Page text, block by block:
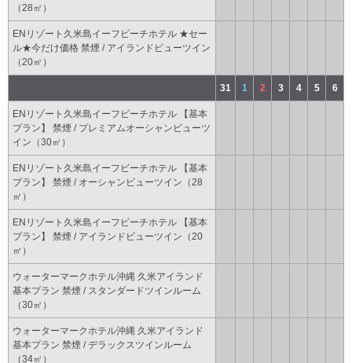
（28㎡）
ENリゾート久米島イーフビーチホテル ★セー
ル★今だけ価格 禁煙 / アイランドビューツイン
（20㎡）
31 1 2 3 4 5 6
ENリゾート久米島イーフビーチホテル 【基本
プラン】 禁煙 / プレミアムオーシャンビューツ
イン（30㎡）
ENリゾート久米島イーフビーチホテル 【基本
プラン】 禁煙 / オーシャンビューツイン（28
㎡）
ENリゾート久米島イーフビーチホテル 【基本
プラン】 禁煙 / アイランドビューツイン（20
㎡）
ウォーターマークホテル沖縄 久米アイランド
基本プラン 禁煙 / スタンダードツインルーム
（30㎡）
ウォーターマークホテル沖縄 久米アイランド
基本プラン 禁煙 / デラックスツインルーム
（34㎡）